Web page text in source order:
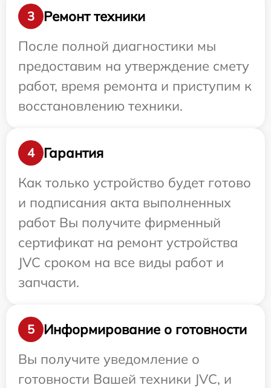
3
Ремонт техники
После полной диагностики мы
предоставим на утверждение смету
работ, время ремонта и приступим к
восстановлению техники.
4
Гарантия
Как только устройство будет готово
и подписания акта выполненных
работ Вы получите фирменный
сертификат на ремонт устройства
JVC сроком на все виды работ и
запчасти.
5
Информирование о готовности
Вы получите уведомление о
готовности Вашей техники JVC, и